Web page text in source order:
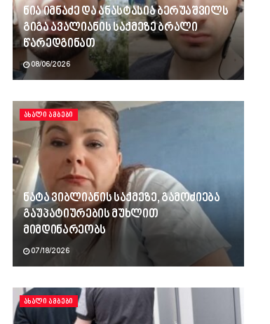
ნია იმნაძე და ანასტასია ბერუაშვილს
გიგა ავალიანის საქმეზე ბრალი
წარედგინათ
08/06/2026
ᲐᲮᲐᲚᲘ ᲐᲛᲑᲔᲑᲘ
ნატა ვიბლიანის საქმეზე, გამოძიება
გაუპატიურების მუხლით
მიმდინარეობს
07/18/2026
ᲐᲮᲐᲚᲘ ᲐᲛᲑᲔᲑᲘ